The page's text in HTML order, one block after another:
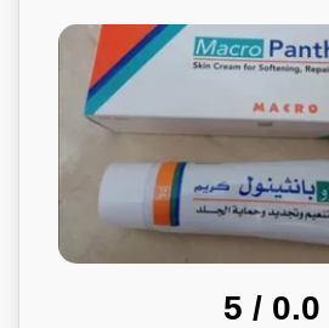
0.0
/ 5